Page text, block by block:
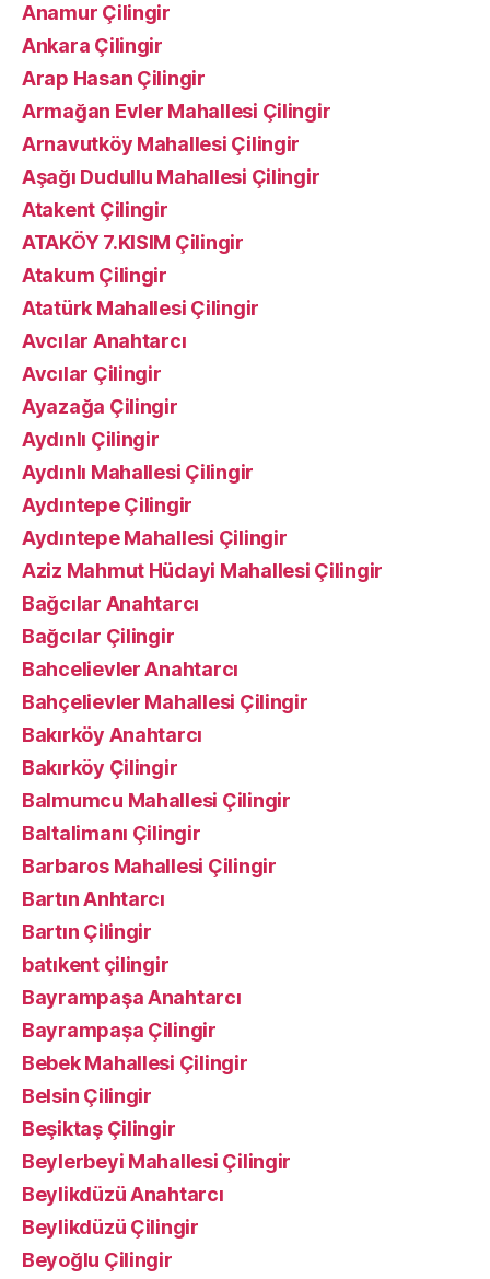
Anamur Çilingir
Ankara Çilingir
Arap Hasan Çilingir
Armağan Evler Mahallesi Çilingir
Arnavutköy Mahallesi Çilingir
Aşağı Dudullu Mahallesi Çilingir
Atakent Çilingir
ATAKÖY 7.KISIM Çilingir
Atakum Çilingir
Atatürk Mahallesi Çilingir
Avcılar Anahtarcı
Avcılar Çilingir
Ayazağa Çilingir
Aydınlı Çilingir
Aydınlı Mahallesi Çilingir
Aydıntepe Çilingir
Aydıntepe Mahallesi Çilingir
Aziz Mahmut Hüdayi Mahallesi Çilingir
Bağcılar Anahtarcı
Bağcılar Çilingir
Bahcelievler Anahtarcı
Bahçelievler Mahallesi Çilingir
Bakırköy Anahtarcı
Bakırköy Çilingir
Balmumcu Mahallesi Çilingir
Baltalimanı Çilingir
Barbaros Mahallesi Çilingir
Bartın Anhtarcı
Bartın Çilingir
batıkent çilingir
Bayrampaşa Anahtarcı
Bayrampaşa Çilingir
Bebek Mahallesi Çilingir
Belsin Çilingir
Beşiktaş Çilingir
Beylerbeyi Mahallesi Çilingir
Beylikdüzü Anahtarcı
Beylikdüzü Çilingir
Beyoğlu Çilingir